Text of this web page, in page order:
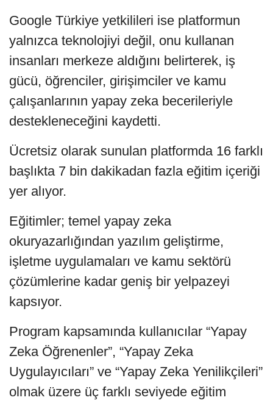
Google Türkiye yetkilileri ise platformun
yalnızca teknolojiyi değil, onu kullanan
insanları merkeze aldığını belirterek, iş
gücü, öğrenciler, girişimciler ve kamu
çalışanlarının yapay zeka becerileriyle
destekleneceğini kaydetti.
Ücretsiz olarak sunulan platformda 16 farklı
başlıkta 7 bin dakikadan fazla eğitim içeriği
yer alıyor.
Eğitimler; temel yapay zeka
okuryazarlığından yazılım geliştirme,
işletme uygulamaları ve kamu sektörü
çözümlerine kadar geniş bir yelpazeyi
kapsıyor.
Program kapsamında kullanıcılar “Yapay
Zeka Öğrenenler”, “Yapay Zeka
Uygulayıcıları” ve “Yapay Zeka Yenilikçileri”
olmak üzere üç farklı seviyede eğitim